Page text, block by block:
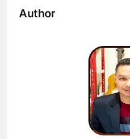
Author